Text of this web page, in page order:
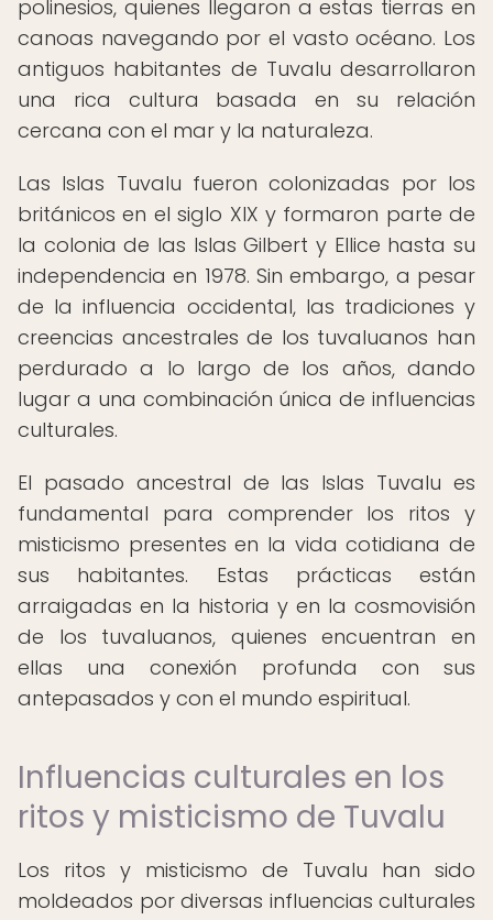
polinesios, quienes llegaron a estas tierras en
canoas navegando por el vasto océano. Los
antiguos habitantes de Tuvalu desarrollaron
una rica cultura basada en su relación
cercana con el mar y la naturaleza.
Las Islas Tuvalu fueron colonizadas por los
británicos en el siglo XIX y formaron parte de
la colonia de las Islas Gilbert y Ellice hasta su
independencia en 1978. Sin embargo, a pesar
de la influencia occidental, las tradiciones y
creencias ancestrales de los tuvaluanos han
perdurado a lo largo de los años, dando
lugar a una combinación única de influencias
culturales.
El pasado ancestral de las Islas Tuvalu es
fundamental para comprender los ritos y
misticismo presentes en la vida cotidiana de
sus habitantes. Estas prácticas están
arraigadas en la historia y en la cosmovisión
de los tuvaluanos, quienes encuentran en
ellas una conexión profunda con sus
antepasados y con el mundo espiritual.
Influencias culturales en los
ritos y misticismo de Tuvalu
Los ritos y misticismo de Tuvalu han sido
moldeados por diversas influencias culturales